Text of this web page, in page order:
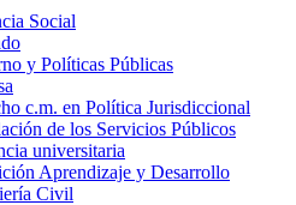
Social
y Políticas Públicas
c.m. en Política Jurisdiccional
de los Servicios Públicos
universitaria
Aprendizaje y Desarrollo
Civil